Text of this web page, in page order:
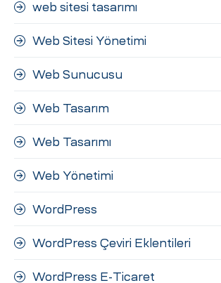
web sitesi tasarımı
Web Sitesi Yönetimi
Web Sunucusu
Web Tasarım
Web Tasarımı
Web Yönetimi
WordPress
WordPress Çeviri Eklentileri
WordPress E-Ticaret